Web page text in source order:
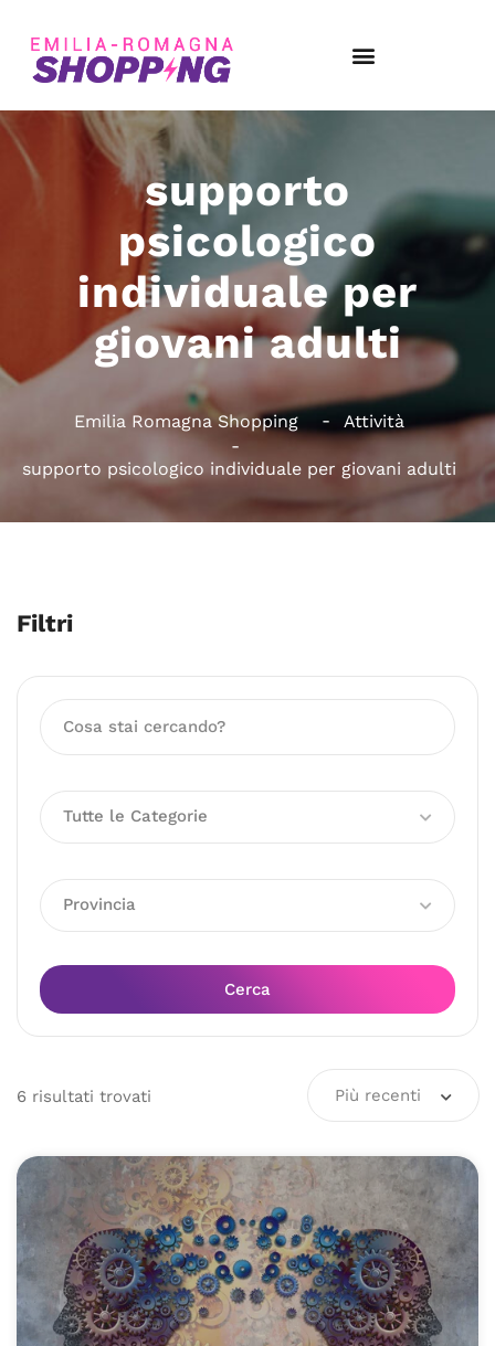
supporto
psicologico
individuale per
giovani adulti
Emilia Romagna Shopping Attività
supporto psicologico individuale per giovani adulti
Filtri
Tutte le Categorie
Provincia
Cerca
6 risultati trovati Più recenti